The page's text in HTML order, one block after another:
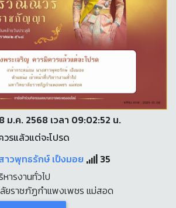
ม.ค. 2568 เวลา 09:02:52 น.
รแล้วแต่จะโปรด
าวพุทธรักษ์ เป็งมอย
35
หารงานทั่วไป
ยราชภัฏกำแพงเพชร แม่สอด